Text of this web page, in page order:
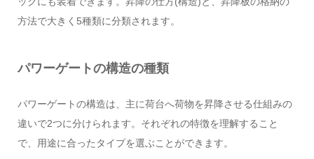
方法で大きく5種類に分類されます。
パワーゲートの構造の種類
パワーゲートの構造は、主に荷台へ荷物を昇降させる仕組みの
違いで2つに分けられます。それぞれの特徴を理解すること
で、用途に合ったタイプを選ぶことができます。